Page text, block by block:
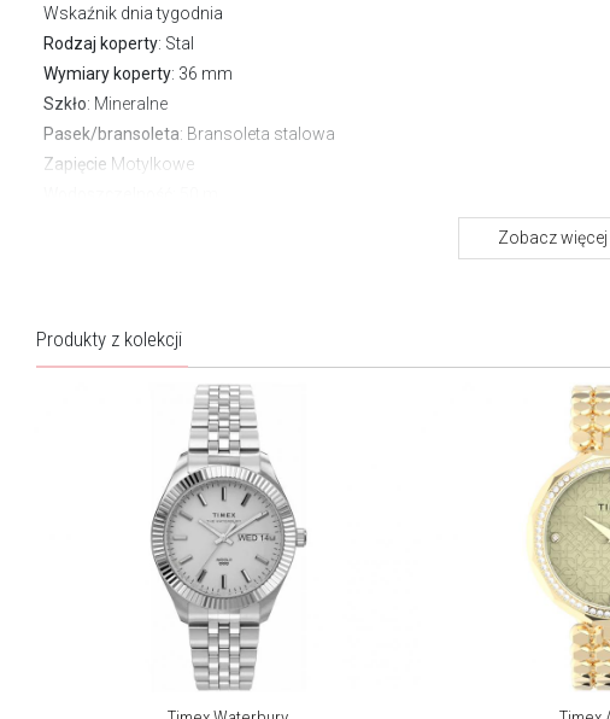
Wskaźnik dnia tygodnia
Rodzaj koperty: Stal
Wymiary koperty: 36 mm
Szkło: Mineralne
Pasek/bransoleta: Bransoleta stalowa
Zapięcie Motylkowe
Zegarki Timex Classic Women’s to kwintesencja kobiecej elegancji
inspirowanej historią marki. Subtelne formy, delikatne tarcze i
zegarmistrzostwa. Każdy model emanuje ponadczasowym
urokiem i wyrafinowaną prostotą, podkreślając naturalny styl i
pewność siebie współczesnej kobiety. To zegarki stworzone z
myślą o tych, które cenią klasykę w nowoczesnym wydaniu.
Zobacz więcej
Produkty z kolekcji